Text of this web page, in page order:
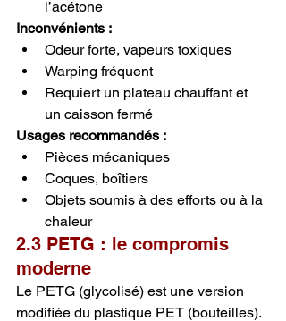
l’acétone
Inconvénients :
Odeur forte, vapeurs toxiques
Warping fréquent
Requiert un plateau chauffant et
un caisson fermé
Usages recommandés :
Pièces mécaniques
Coques, boîtiers
Objets soumis à des efforts ou à la
chaleur
2.3 PETG : le compromis
moderne
Le PETG (glycolisé) est une version
modifiée du plastique PET (bouteilles).